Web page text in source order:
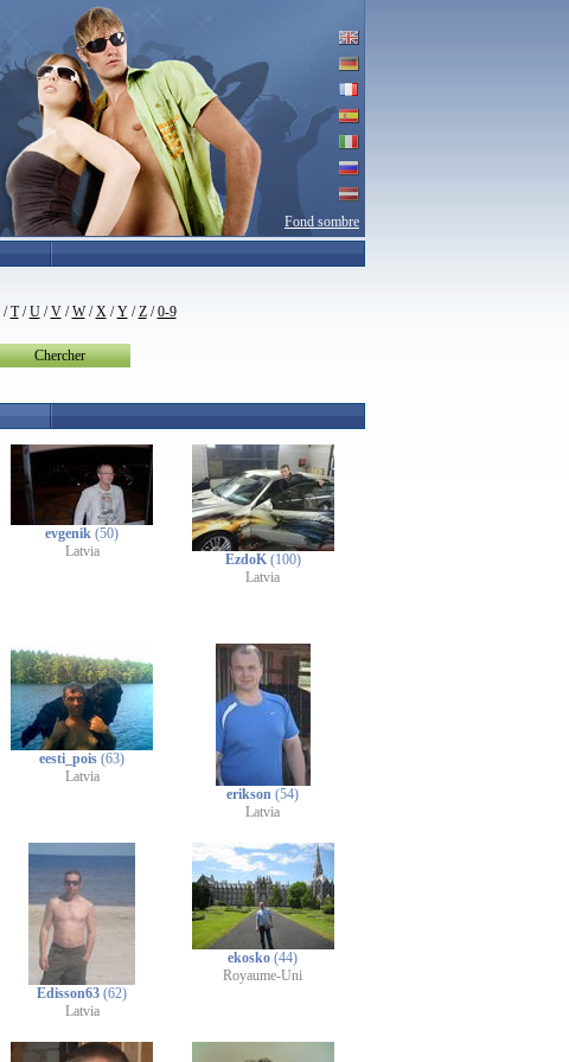
Fond sombre
/T/U/V/W/X/Y/Z/0-9
evgenik (50)
Latvia
EzdoK(100)
Latvia
eesti_pois (63)
Latvia
erikson (54)
Latvia
Edisson63 (62)
Latvia
ekosko (44)
Royaume-Uni